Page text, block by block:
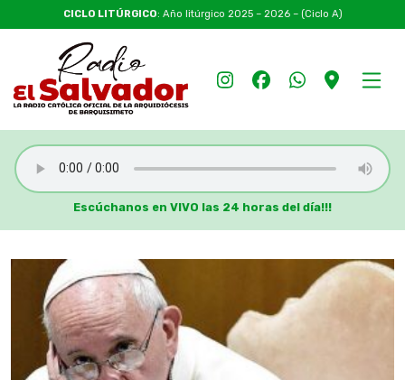
CICLO LITÚRGICO: Año litúrgico 2025 – 2026 – (Ciclo A)
Escúchanos en VIVO las 24 horas del día!!!